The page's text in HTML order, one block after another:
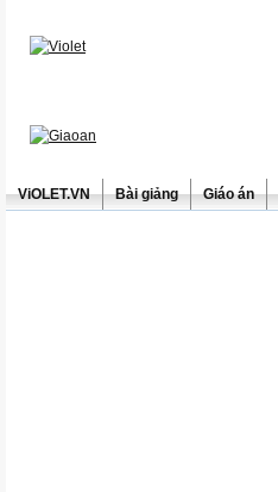
ViOLET.VN Bài giảng Giáo án